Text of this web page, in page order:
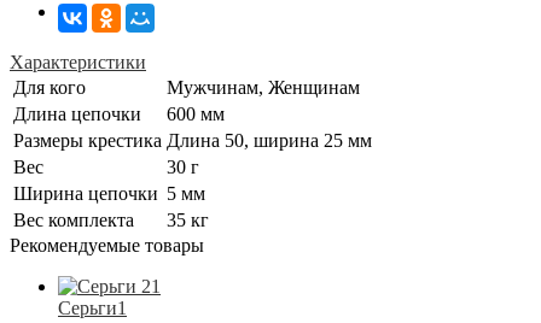
Характеристики
Для кого
Мужчинам, Женщинам
Длина цепочки
600 мм
Размеры крестика Длина 50, ширина 25 мм
Вес
30 г
Ширина цепочки 5 мм
Вес комплекта
35 кг
Рекомендуемые товары
Серьги1